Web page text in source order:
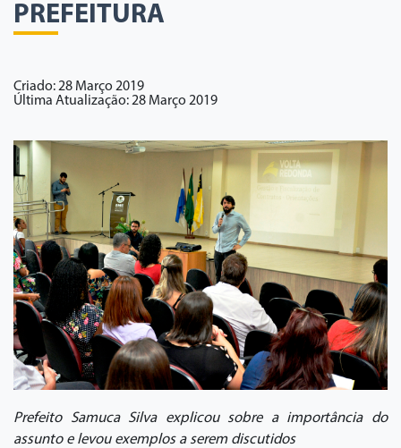
PREFEITURA
Criado: 28 Março 2019
Última Atualização: 28 Março 2019
Prefeito Samuca Silva explicou sobre a importância do
assunto e levou exemplos a serem discutidos